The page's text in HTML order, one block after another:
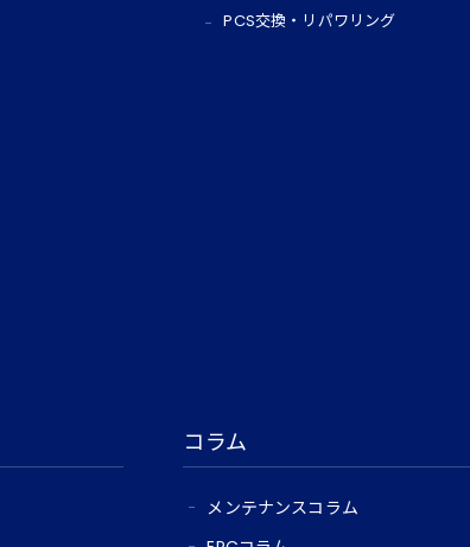
PCS交換・リパワリング
コラム
メンテナンスコラム